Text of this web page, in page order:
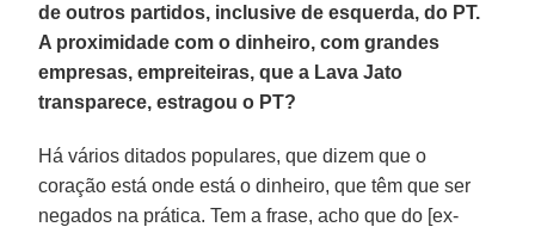
de outros partidos, inclusive de esquerda, do PT.
A proximidade com o dinheiro, com grandes
empresas, empreiteiras, que a Lava Jato
transparece, estragou o PT?
Há vários ditados populares, que dizem que o
coração está onde está o dinheiro, que têm que ser
negados na prática. Tem a frase, acho que do [ex-